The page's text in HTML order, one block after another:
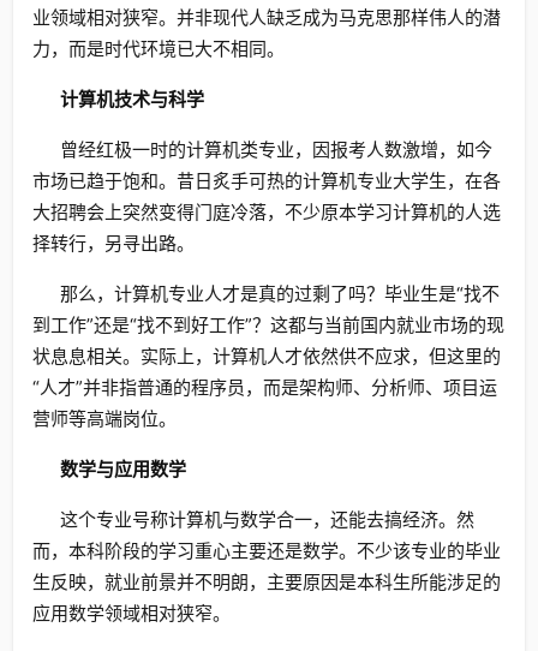
业领域相对狭窄。并非现代人缺乏成为马克思那样伟人的潜
力，而是时代环境已大不相同。
计算机技术与科学
曾经红极一时的计算机类专业，因报考人数激增，如今
市场已趋于饱和。昔日炙手可热的计算机专业大学生，在各
大招聘会上突然变得门庭冷落，不少原本学习计算机的人选
择转行，另寻出路。
那么，计算机专业人才是真的过剩了吗？毕业生是“找不
到工作”还是“找不到好工作”？这都与当前国内就业市场的现
状息息相关。实际上，计算机人才依然供不应求，但这里的
“人才”并非指普通的程序员，而是架构师、分析师、项目运
营师等高端岗位。
数学与应用数学
这个专业号称计算机与数学合一，还能去搞经济。然
而，本科阶段的学习重心主要还是数学。不少该专业的毕业
生反映，就业前景并不明朗，主要原因是本科生所能涉足的
应用数学领域相对狭窄。